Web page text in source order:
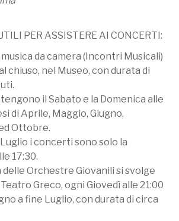
PER ASSISTERE AI CONCERTI:
da camera (Incontri Musicali)
chiuso, nel Museo, con durata di
il Sabato e la Domenica alle
di Aprile, Maggio, Giugno,
Ottobre.
i concerti sono solo la
17:30.
delle Orchestre Giovanili si svolge
Greco, ogni Giovedì alle 21:00
a fine Luglio, con durata di circa